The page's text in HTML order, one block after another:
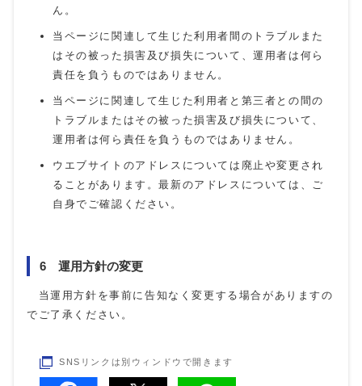
ん。
当ページに関連して生じた利用者間のトラブルまた
はその被った損害及び損失について、運用者は何ら
責任を負うものではありません。
当ページに関連して生じた利用者と第三者との間の
トラブルまたはその被った損害及び損失について、
運用者は何ら責任を負うものではありません。
ウエブサイトのアドレスについては廃止や変更され
ることがあります。最新のアドレスについては、ご
自身でご確認ください。
6 運用方針の変更
当運用方針を事前に告知なく変更する場合がありますの
でご了承ください。
SNSリンクは別ウィンドウで開きます